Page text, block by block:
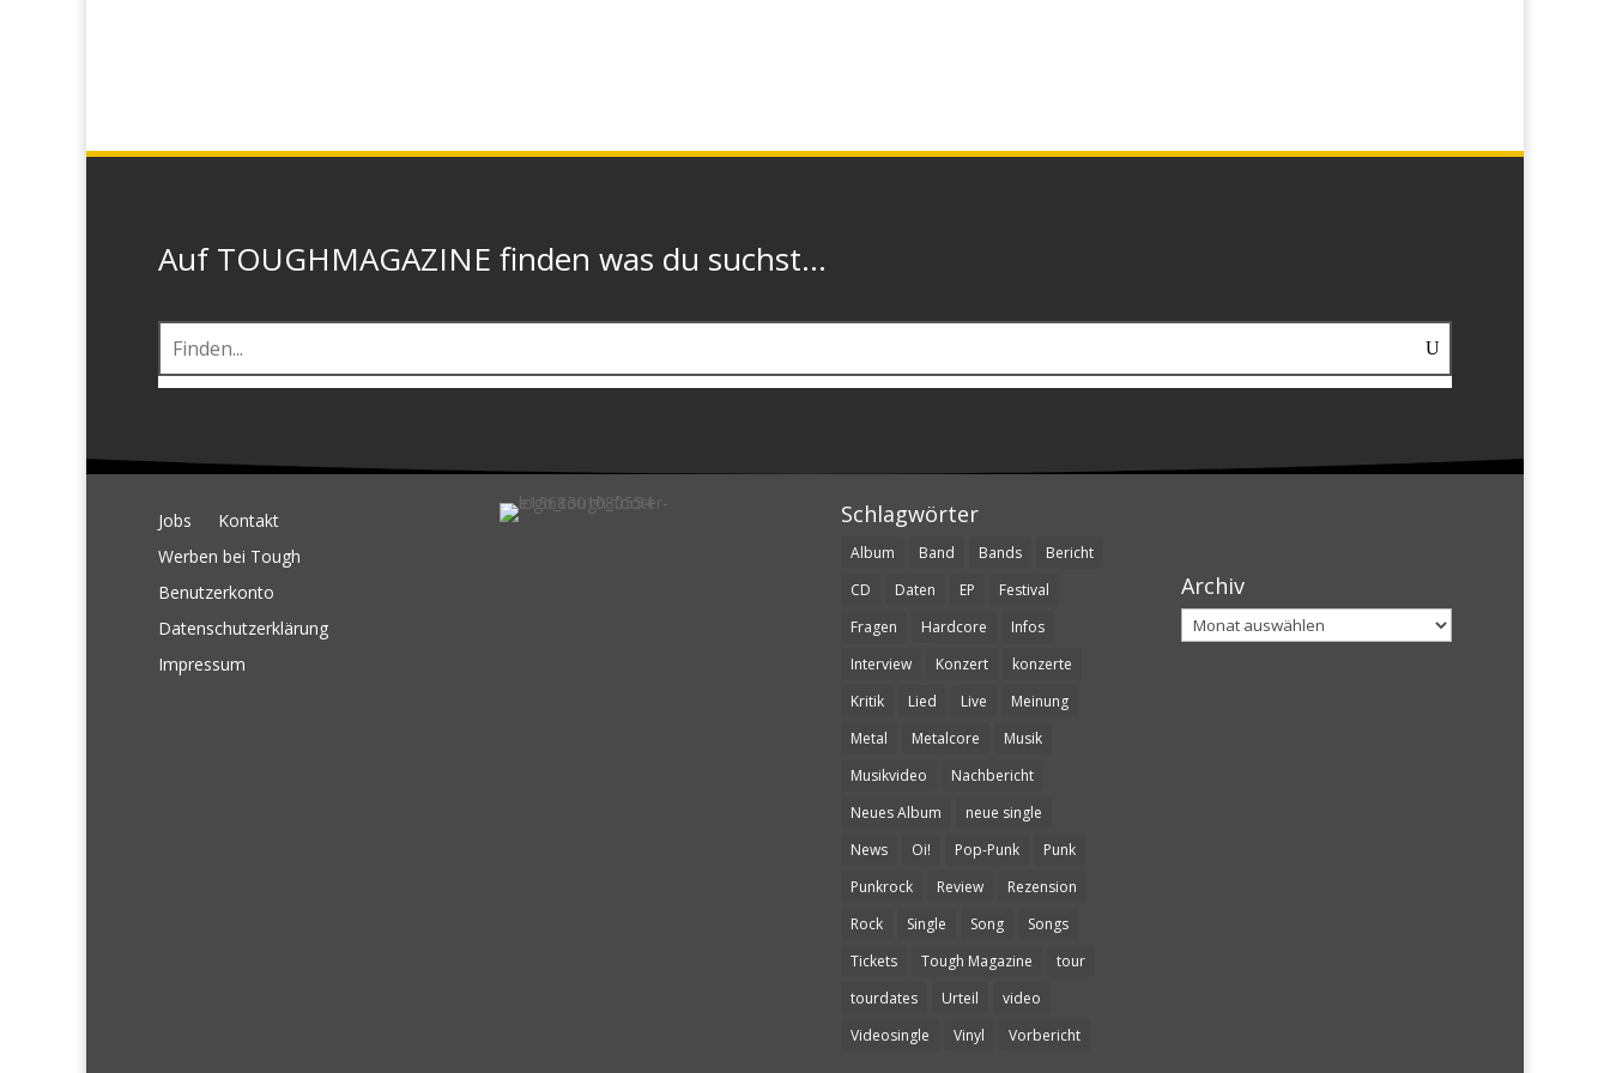
Auf TOUGHMAGAZINE finden was du suchst...
Jobs
Kontakt
Werben bei Tough
Benutzerkonto
Datenschutzerklärung
Impressum
Schlagwörter
Album Band Bands
Bericht
CD
Daten EP
Festival
Fragen
Hardcore
Infos
Interview
Konzert
konzerte
Kritik
Lied Live
Meinung
Metal
Metalcore
Musik
Musikvideo
Nachbericht
Neues Album
neue single
News
Oi! Pop-Punk
Punk
Punkrock
Review
Rezension
Rock
Single Song
Songs
Tickets
Tough Magazine
tour
tourdates
Urteil
video
Videosingle
Vinyl Vorbericht
Archiv
Archiv